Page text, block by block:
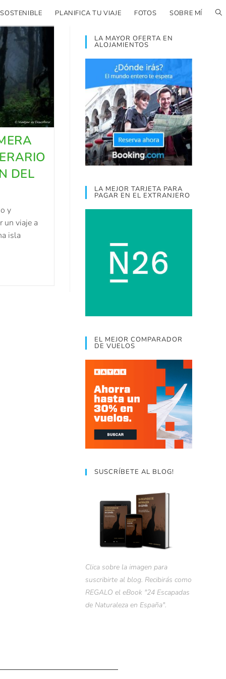
PLANIFICA TU VIAJE FOTOS SOBRE MÍ
DEL
y
un viaje a
isla
LA MAYOR OFERTA EN
ALOJAMIENTOS
LA MEJOR TARJETA PARA
PAGAR EN EL EXTRANJERO
EL MEJOR COMPARADOR
DE VUELOS
SUSCRÍBETE AL BLOG!
Clica sobre la imagen para
suscribirte al blog. Recibirás como
REGALO el eBook "24 Escapadas
de Naturaleza en España".